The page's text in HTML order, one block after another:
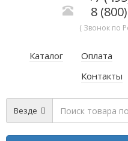
8
( Звонок по
Каталог Оплата
Контакты
Везде